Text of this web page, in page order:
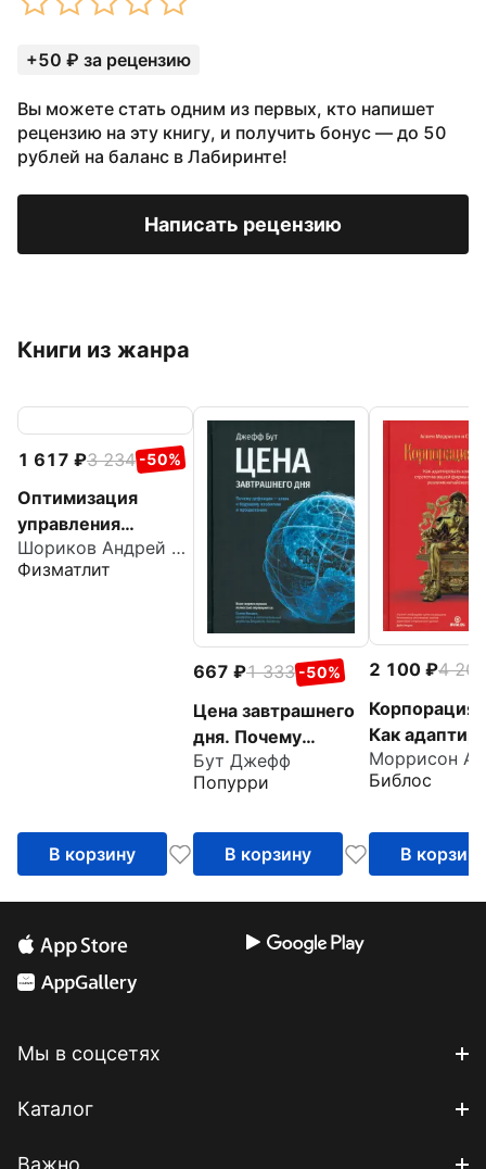
+50 ₽ за рецензию
Вы можете стать одним из первых, кто напишет
рецензию на эту книгу, и получить бонус — до 50
рублей на баланс в Лабиринте!
Написать рецензию
Книги из жанра
1 617 3 234 -50%
Оптимизация
управления
производственным
и системами.
Шориков Андрей Федорович
Физматлит
В корзину
667 1 333 -50%
Цена завтрашнего
дня. Почему
дефляция — ключ к
будущему
процветанию
Бут Джефф
Попурри
В корзину
2 100
4 200
Корпорация
Как
стратегию
реалиям
Моррисон
Библос
В корзину
Мы в соцсетях
Каталог
Важно